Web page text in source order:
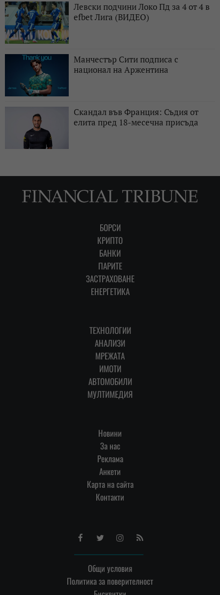
Левски подчини Локо Пд за 4 от 4 в
efbet Лига (ВИДЕО)
Манчестър Сити подписа с
национал на Аржентина
Скандал във Франция: Съдия от
елита пред 18-месечна присъда
БОРСИ
КРИПТО
БАНКИ
ПАРИТЕ
ЗАСТРАХОВАНЕ
ЕНЕРГЕТИКА
ТЕХНОЛОГИИ
АНАЛИЗИ
МРЕЖАТА
ИМОТИ
АВТОМОБИЛИ
МУЛТИМЕДИЯ
Новини
За нас
Реклама
Анкети
Карта на сайта
Контакти
FacebookTwitterInstagram
RSS
Общи условия
Политика за поверителност